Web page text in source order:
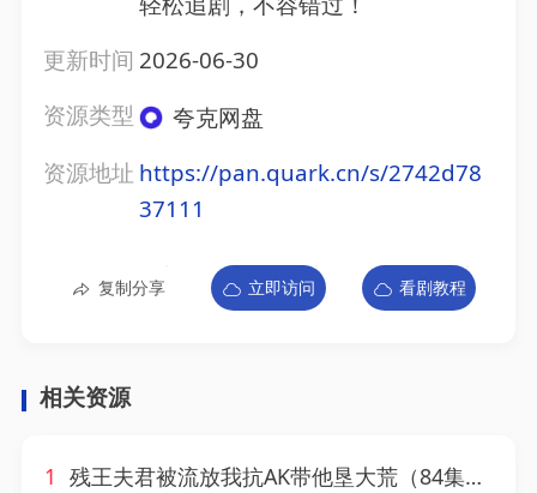
更新时间 2026-06-30
资源类型
夸克网盘
资源地址 https://pan.quark.cn/s/2742d78
37111
复制分享 立即访问 看剧教程
相关资源
1 残王夫君被流放我抗AK带他垦大荒（84集）AI短剧